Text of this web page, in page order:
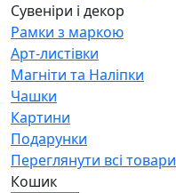
Сувеніри і декор
Рамки з маркою
Арт-листівки
Магніти та Наліпки
Чашки
Картини
Подарунки
Переглянути всі товари
Кошик